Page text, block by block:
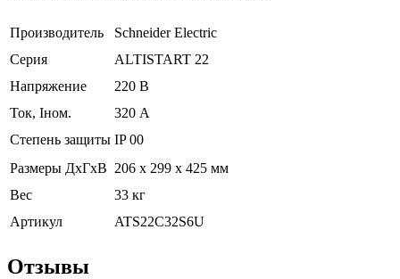
Производитель
Schneider Electric
Серия
ALTISTART 22
Напряжение
220 В
Ток, Iном.
320 А
Степень защиты IP 00
Размеры ДхГхВ 206 x 299 x 425 мм
Вес
33 кг
Артикул
ATS22C32S6U
Отзывы